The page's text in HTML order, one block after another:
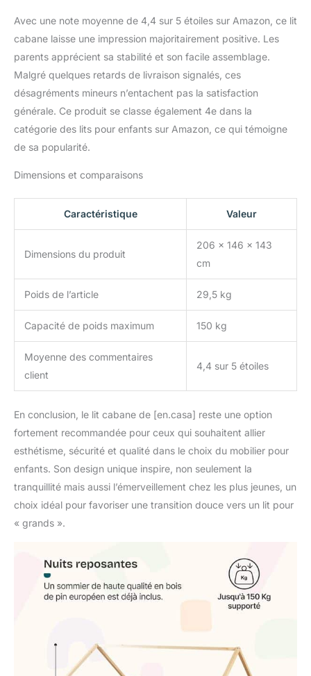
Avec une note moyenne de 4,4 sur 5 étoiles sur Amazon, ce lit
cabane laisse une impression majoritairement positive. Les
parents apprécient sa stabilité et son facile assemblage.
Malgré quelques retards de livraison signalés, ces
désagréments mineurs n’entachent pas la satisfaction
générale. Ce produit se classe également 4e dans la
catégorie des lits pour enfants sur Amazon, ce qui témoigne
de sa popularité.
Dimensions et comparaisons
Caractéristique Valeur
Dimensions du produit
206 x 146 x 143
cm
Poids de l’article 29,5 kg
Capacité de poids maximum 150 kg
Moyenne des commentaires
client
4,4 sur 5 étoiles
En conclusion, le lit cabane de [en.casa] reste une option
fortement recommandée pour ceux qui souhaitent allier
esthétisme, sécurité et qualité dans le choix du mobilier pour
enfants. Son design unique inspire, non seulement la
tranquillité mais aussi l’émerveillement chez les plus jeunes, un
choix idéal pour favoriser une transition douce vers un lit pour
« grands ».